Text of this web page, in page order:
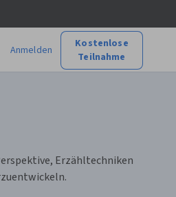
Anmelden
Kostenlose
Teilnahme
Erzähltechniken